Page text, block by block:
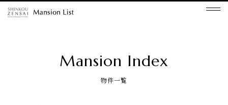
Mansion Index
物件一覧